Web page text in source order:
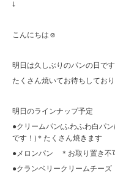
↓
こんにちは☺︎
明日は久しぶりのパンの日です
たくさん焼いてお待ちしてお
明日のラインナップ予定
●クリームパン(ふわふわ白パ
です！)＊たくさん焼きます
●メロンパン ＊お取り置き不可
●クランベリークリームチーズ